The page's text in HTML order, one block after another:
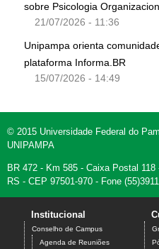
sobre Psicologia
21/07/2026 - 11:36
Unipampa orienta
plataforma Informa.BR
15/07/2026 - 14:49
© 2015 Universidade Federal do
UNIPAMPA
BR 472 - Km 585 - Caixa Postal 118
RS - CEP 97501-970 - Fone
Institucional
Conselho de Campus
Agenda de Reuniões